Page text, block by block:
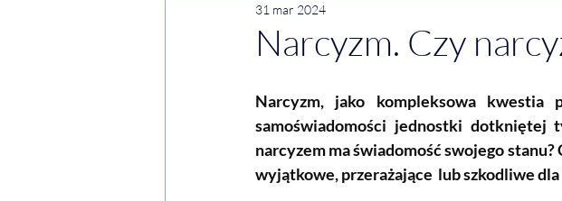
SESJE ESENCJI CHWIL
Narcyzm. Czy
31 mar 2024
Narcyzm, jako kompleksowa kwestia
samoświadomości jednostki dotkniętej
narcyzem ma świadomość swojego
wyjątkowe, przerażające  lub szkodliwe